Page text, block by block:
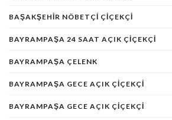
BAŞAKŞEHIR NÖBETÇI ÇIÇEKÇI
BAYRAMPAŞA 24 SAAT AÇIK ÇIÇEKÇI
BAYRAMPAŞA ÇELENK
BAYRAMPAŞA GECE AÇIK ÇIÇEKÇI
BAYRAMPAŞA GECE AÇIK ÇIÇEKÇI